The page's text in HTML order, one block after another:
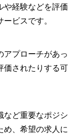
や経験などを評価
ビスです。
アプローチがあっ
価されたりする可
など重要なポジシ
め、希望の求人に